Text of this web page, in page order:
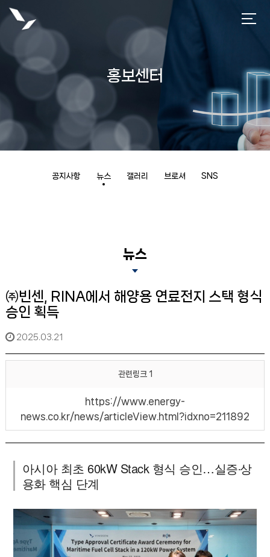
홍보센터
공지사항 뉴스 갤러리 브로셔 SNS
뉴스
㈜빈센, RINA에서 해양용 연료전지 스택 형식
승인 획득
2025.03.21
관련링크 1
https://www.energy-
news.co.kr/news/articleView.html?idxno=211892
아시아 최초 60kW Stack 형식 승인…실증‧상
용화 핵심 단계